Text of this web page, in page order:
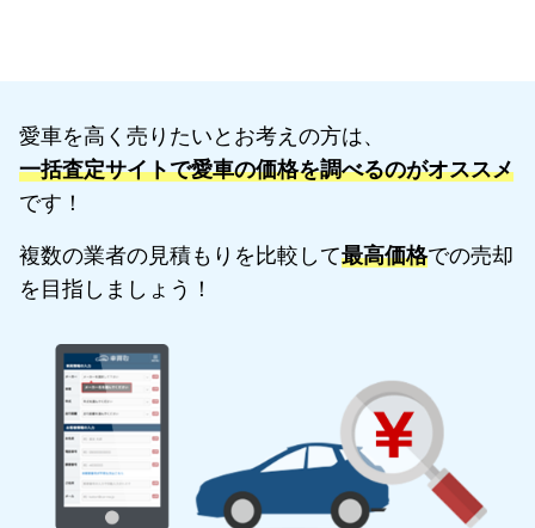
愛車を高く売りたいとお考えの方は、
一括査定サイトで愛車の価格を調べるのがオススメ
です！
複数の業者の見積もりを比較して最高価格での売却
を目指しましょう！